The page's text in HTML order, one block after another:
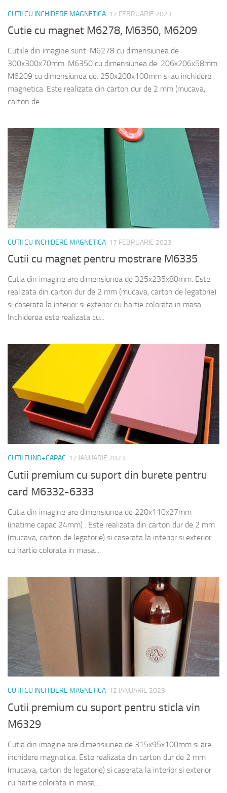
CUTII CU INCHIDERE MAGNETICA 17 FEBRUARIE 2023
Cutie cu magnet M6278, M6350, M6209
Cutiile din imagine sunt: M6278 cu dimensiunea de
300x300x70mm. M6350 cu dimensiunea de: 206x206x58mm
M6209 cu dimensiunea de: 250x200x100mm si au inchidere
magnetica. Este realizata din carton dur de 2 mm (mucava,
carton de...
CUTII CU INCHIDERE MAGNETICA 17 FEBRUARIE 2023
Cutii cu magnet pentru mostrare M6335
Cutia din imagine are dimensiunea de 325x235x80mm. Este
realizata din carton dur de 2 mm (mucava, carton de legatorie)
si caserata la interior si exterior cu hartie colorata in masa.
Inchiderea este realizata cu...
CUTII FUND+CAPAC 12 IANUARIE 2023
Cutii premium cu suport din burete pentru
card M6332-6333
Cutia din imagine are dimensiunea de 220x110x27mm
(inatime capac 24mm) . Este realizata din carton dur de 2 mm
(mucava, carton de legatorie) si caserata la interior si exterior
cu hartie colorata in masa....
CUTII CU INCHIDERE MAGNETICA 12 IANUARIE 2023
Cutii premium cu suport pentru sticla vin
M6329
Cutia din imagine are dimensiunea de 315x95x100mm si are
inchidere magnetica. Este realizata din carton dur de 2 mm
(mucava, carton de legatorie) si caserata la interior si exterior
cu hartie colorata in masa....